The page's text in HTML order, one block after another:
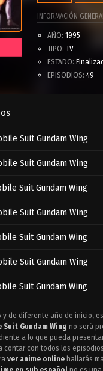
INFORMACIÓN
AÑO: 1995
TIPO: TV
ESTADO:
EPISODIOS: 49
Suit Gundam Wing
Suit Gundam Wing
Suit Gundam Wing
Suit Gundam Wing
Suit Gundam Wing
Suit Gundam Wing
Suit Gundam Wing
Suit Gundam Wing
Suit Gundam Wing
Suit Gundam Wing
y de diferente año de inicio,
Suit Gundam Wing no será
a lo que pueda
contar con todos los
ver anime online hallarás